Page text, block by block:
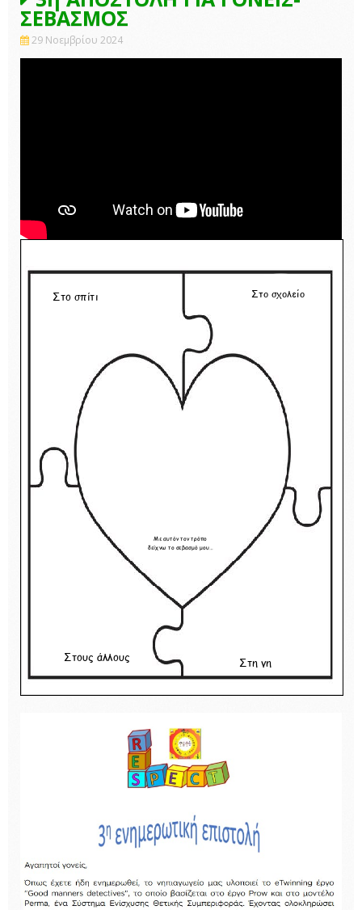
ΣΕΒΑΣΜΟΣ
29 Νοεμβρίου 2024